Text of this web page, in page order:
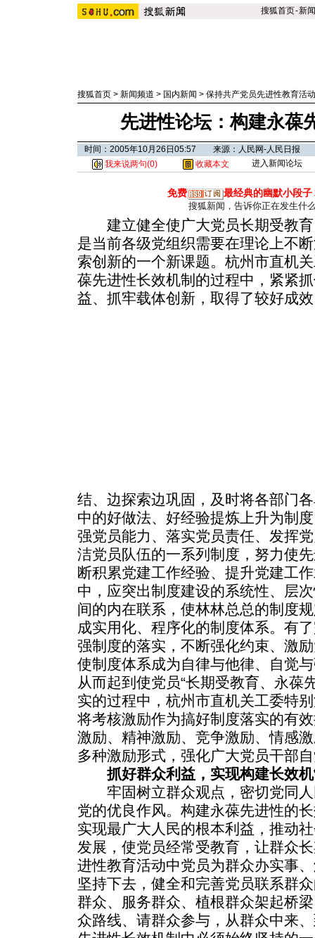
搜狐首页-新闻
搜狐首页 > 新闻频道 > 国内新闻 > 保持共产党员先进性教育活动
先进性论坛：构建永葆
时间：2005年10月26日05:57 来源：人民网-人民日报
我来说两句(0) 收藏本文 进入新闻论坛
免费 最经典的幽默小段子
搜狐新闻，告诉你正在发生什
建立健全使广大党员长期受教育
是当前各级党组织需要在理论上不
索创新的一个新课题。杭州市直机
葆先进性长效机制的过程中，紧紧
益、抓牢载体创新，取得了较好成
结、边探索边巩固，及时将各部门
中的好做法、好经验提炼上升为制
强党员能力、落实党员责任、发挥
洁党员队伍的一系列制度，努力使
断积累党建工作经验、提升党建工
中，应突出制度建设的系统性、层
间的内在联系，使林林总总的制度
成实用化、程序化的制度体系。有
强制度的落实，不断强化约束、激
使制度体系成为自律与他律、自觉
从而起到使党员“长期受教育、永葆
实的过程中，杭州市直机关工委特
将考核激励作为搞好制度落实的有
激励、精神激励、竞争激励、情感
多种激励形式，强化广大党员干部
抓好群众利益，实现构建长效
牢固树立群众观点，密切党同人
党的优良作风。构建永葆先进性的
实现最广大人民的根本利益，推动
发展，使党员经常受教育，让群众
进性教育活动中党员为群众办实事
坚持下去，健全和完善党员联系群
群众、服务群众、植根群众架起桥
众路线、请群众参与，从群众中来